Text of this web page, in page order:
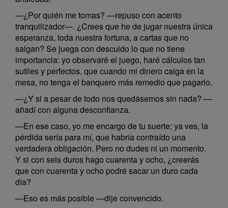
—¿Por quién me tomas? —repuso con acento
tranquilizador—. ¿Crees que he de jugar nuestra única
esperanza, toda nuestra fortuna, a cartas que no
salgan? Se juega con descuido lo que no tiene
importancia: yo observaré el juego, haré cálculos tan
sutiles y perfectos, que cuando mi dinero caiga en la
mesa, no tenga el banquero más remedio que pagarlo.
—¿Y si a pesar de todo nos quedásemos sin nada? —
añadí con alguna desconfianza.
—En ese caso, yo me encargo de tu suerte; ya ves, la
pérdida sería para mí, que habría contraído una
verdadera obligación. Pero no dudes ni un momento.
Y si con seis duros hago cuarenta y ocho, ¿creerás
que con cuarenta y ocho podré sacar un duro cada
día?
—Eso es más posible —dije convencido.